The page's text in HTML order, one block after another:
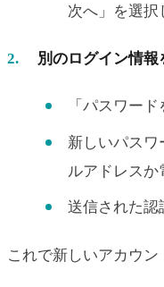
次へ」を選択
別のログイン情
「パスワー
新しいパスワ
ルアドレスか
送信された認
これで新しいアカウン